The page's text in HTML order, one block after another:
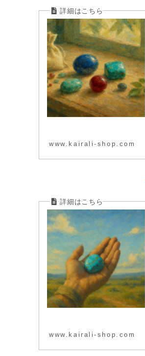
www.kairali-shop.com
www.kairali-shop.com